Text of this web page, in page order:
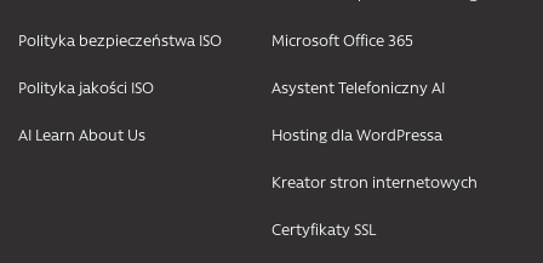
Polityka bezpieczeństwa ISO
Polityka jakości ISO
AI Learn About Us
Microsoft Office 365
Asystent Telefoniczny AI
Hosting dla WordPressa
Kreator stron internetowych
Certyfikaty SSL